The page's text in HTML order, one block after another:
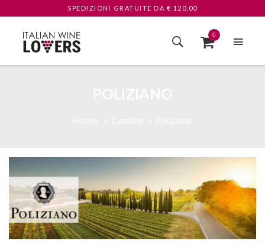
SPEDIZIONI GRATUITE DA € 120,00
0